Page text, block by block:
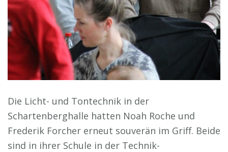
Die Licht- und Tontechnik in der
Schartenberghalle hatten Noah Roche und
Frederik Forcher erneut souverän im Griff. Beide
sind in ihrer Schule in der Technik-